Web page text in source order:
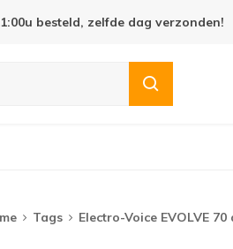
besteld, zelfde dag verzonden!
Tags Electro-Voice EVOLVE